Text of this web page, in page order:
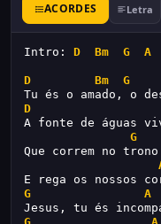
ACORDES Letra
Intro: D Bm G A
D Bm G
Tu és o amado, o
D
A fonte de águas
G
Que correm no trono
E rega os nossos
G
A
Jesus, tu és